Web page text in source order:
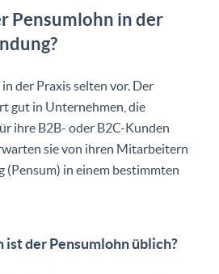
Pensumlohn in der
der Praxis selten vor. Der
gut in Unternehmen, die
ihre B2B- oder B2C-Kunden
sie von ihren Mitarbeitern
(Pensum) in einem bestimmten
ist der Pensumlohn üblich?